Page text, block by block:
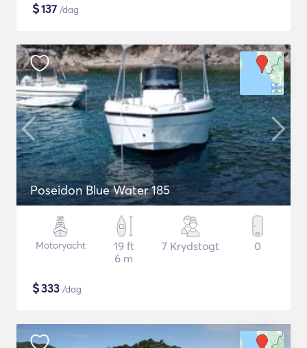
$137 /dag
Poseidon Blue Water 185
Motoryacht
19 ft
6 m
7 Krydstogt 0
$333 /dag